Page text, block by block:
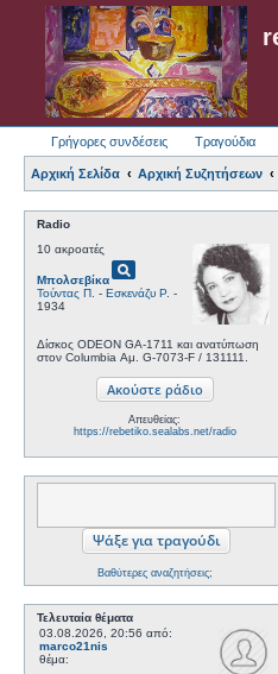
Γρήγορες συνδέσεις Τραγούδια
Αρχική Σελίδα Αρχική Συζητήσεων
Radio
10 ακροατές
Μπολσεβίκαpageview
Τούντας Π. - Εσκενάζυ Ρ. -
1934
Δίσκος ODEON GA-1711 και ανατύπωση
στον Columbia Αμ. G-7073-F / 131111.
Απευθείας:
https://rebetiko.sealabs.net/radio
Βαθύτερες αναζητήσεις;
Τελευταία θέματα
03.08.2026, 20:56 από:
marco21nis
θέμα: